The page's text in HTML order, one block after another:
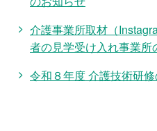
介護事業所取材（
者の見学受け入れ事業所
令和８年度 介護技術研